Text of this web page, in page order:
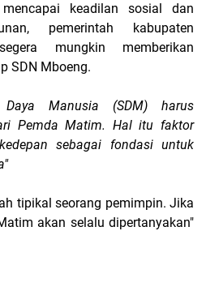
keadilan sosial dan
pemerintah kabupaten
mungkin memberikan
SDN Mboeng.
Daya Manusia (SDM) harus
Pemda Matim. Hal itu faktor
sebagai fondasi untuk
tipikal seorang pemimpin. Jika
akan selalu dipertanyakan"